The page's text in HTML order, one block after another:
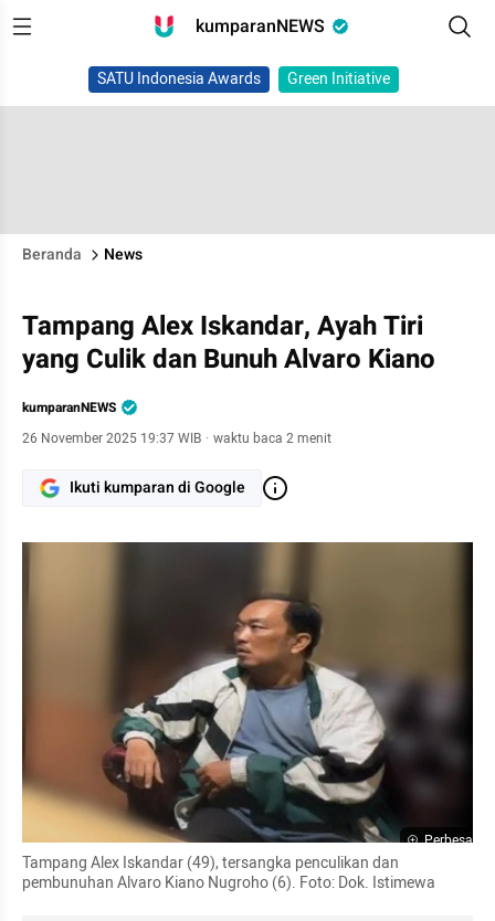
kumparanNEWS
SATU Indonesia Awards Green Initiative
Beranda News
Tampang Alex Iskandar, Ayah Tiri
yang Culik dan Bunuh Alvaro Kiano
kumparanNEWS
26 November 2025 19:37 WIB · waktu baca 2 menit
Ikuti kumparan di Google
Perbesar
Tampang Alex Iskandar (49), tersangka penculikan dan
pembunuhan Alvaro Kiano Nugroho (6). Foto: Dok. Istimewa